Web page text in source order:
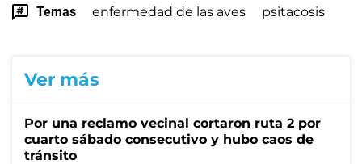
Temas enfermedad de las aves psitacosis
Ver más
Por una reclamo vecinal cortaron ruta 2 por
cuarto sábado consecutivo y hubo caos de
tránsito